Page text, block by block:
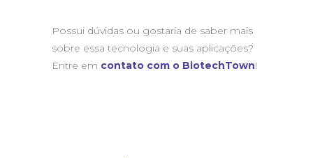
Possui dúvidas ou gostaria de saber mais
sobre essa tecnologia e suas aplicações?
Entre em contato com o BiotechTown!